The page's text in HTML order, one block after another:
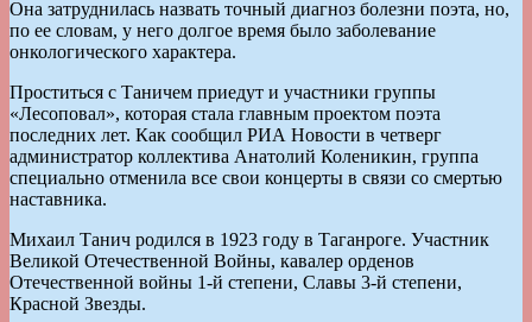
Она затруднилась назвать точный диагноз болезни поэта, но,
по ее словам, у него долгое время было заболевание
онкологического характера.
Проститься с Таничем приедут и участники группы
«Лесоповал», которая стала главным проектом поэта
последних лет. Как сообщил РИА Новости в четверг
администратор коллектива Анатолий Коленикин, группа
специально отменила все свои концерты в связи со смертью
наставника.
Михаил Танич родился в 1923 году в Таганроге. Участник
Великой Отечественной Войны, кавалер орденов
Отечественной войны 1-й степени, Славы 3-й степени,
Красной Звезды.